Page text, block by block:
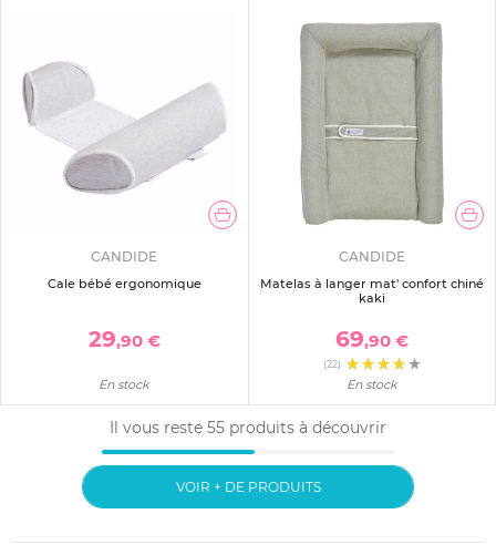
CANDIDE
Cale bébé ergonomique
29,90 €
En stock
CANDIDE
Matelas à langer mat' confort chiné
kaki
69,90 €
(22)
En stock
Il vous reste 55 produits à découvrir
VOIR + DE PRODUITS